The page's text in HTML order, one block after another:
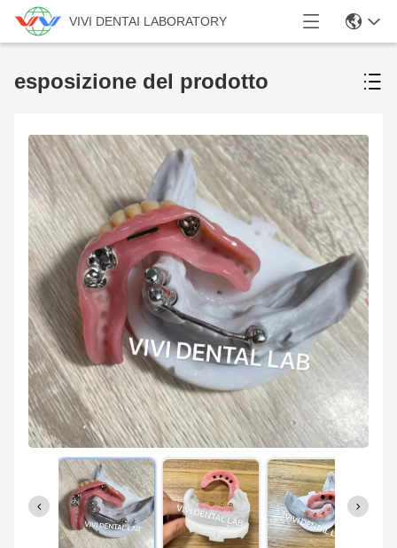
VIVI DENTAI LABORATORY
esposizione del prodotto